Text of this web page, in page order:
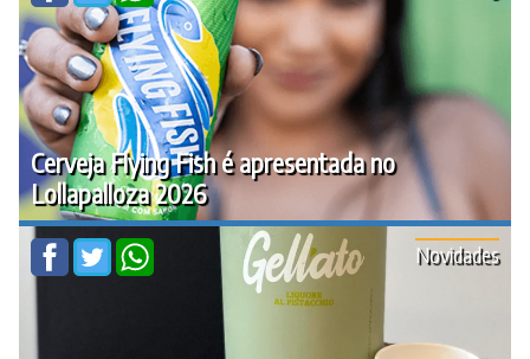
Cerveja Flying Fish é apresentada no
Lollapalloza 2026
Novidades